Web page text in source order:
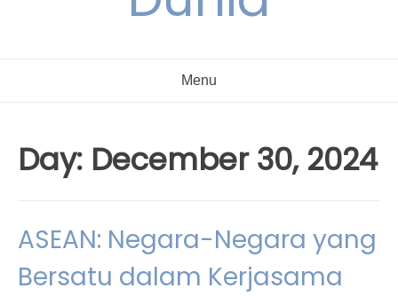
Menu
Day: December 30, 2024
ASEAN: Negara-Negara yang
Bersatu dalam Kerjasama